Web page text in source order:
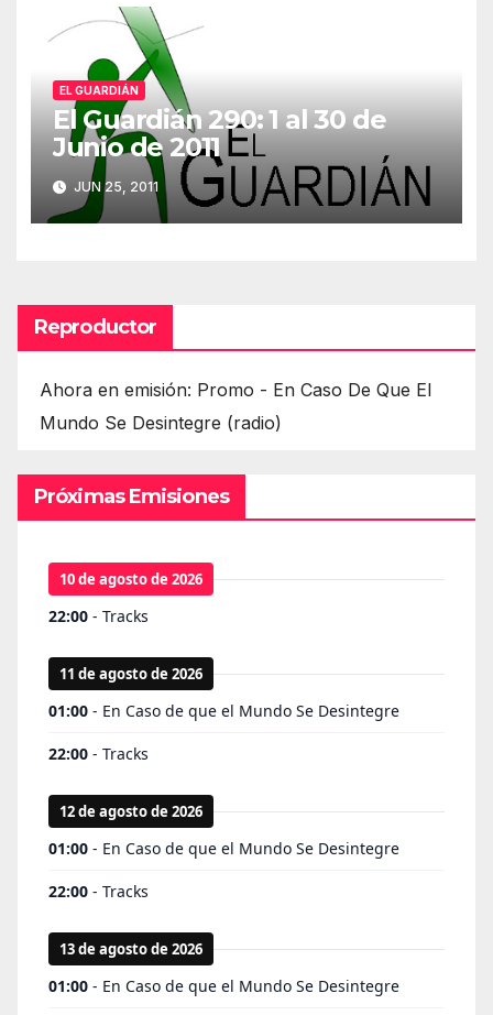
EL GUARDIÁN
El Guardián 290: 1 al 30 de
Junio de 2011
JUN 25, 2011
Reproductor
Ahora en emisión: Promo - En Caso De Que El
Mundo Se Desintegre (radio)
Próximas Emisiones